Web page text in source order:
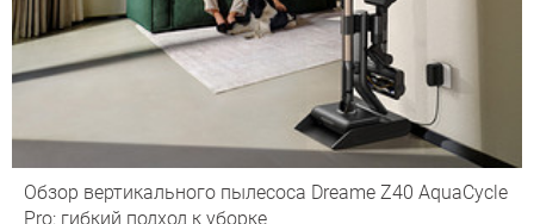
Обзор вертикального пылесоса Dreame Z40 AquaCycle
Pro: гибкий подход к уборке